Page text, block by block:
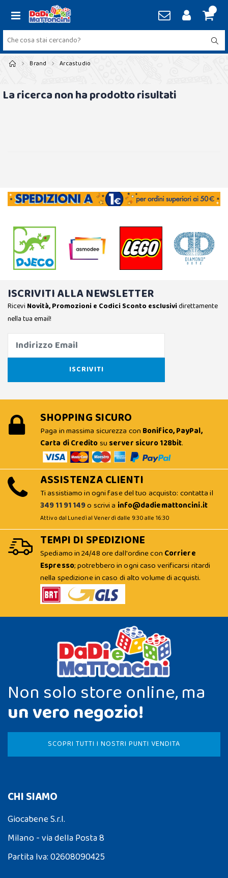
Brand Arcastudio
La ricerca non ha prodotto risultati
ISCRIVITI ALLA NEWSLETTER
Ricevi Novità, Promozioni e Codici Sconto esclusividirettamente
nella tua email!
SHOPPING SICURO
Paga in massima sicurezza con Bonifico, PayPal,
Carta di Creditosu server sicuro 128bit.
ASSISTENZA CLIENTI
Ti assistiamo in ogni fase del tuo acquisto: contatta il
349 11 91 149o scrivi a info@dadiemattoncini.it
Attivo dal Lunedì al Venerdì dalle 9:30 alle 16:30
TEMPI DI SPEDIZIONE
Spediamo in 24/48 ore dall'ordine con Corriere
Espresso; potrebbero in ogni caso verificarsi ritardi
nella spedizione in caso di alto volume di acquisti.
Non solo store online, ma
un vero negozio!
SCOPRI TUTTI I NOSTRI PUNTI VENDITA
CHI SIAMO
Giocabene S.r.l.
Milano - via della Posta 8
Partita Iva: 02608090425